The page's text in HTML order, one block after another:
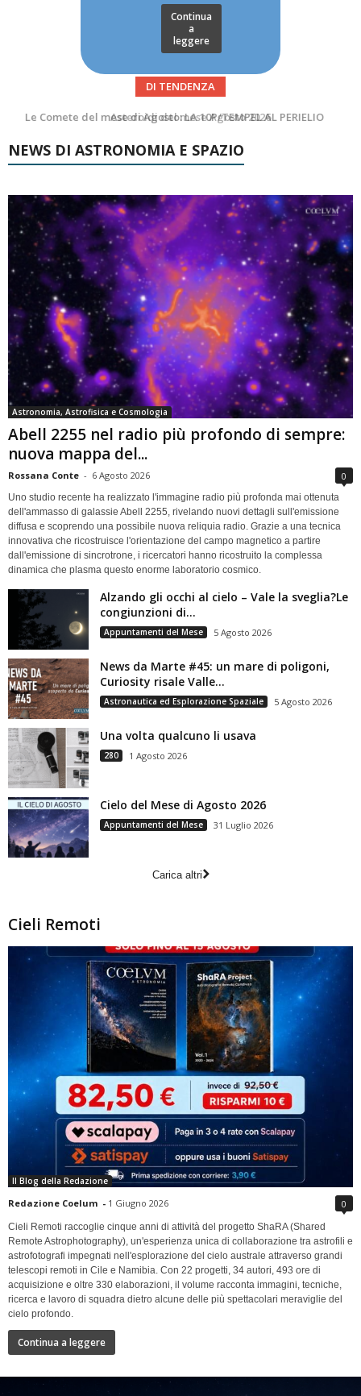
Continua
a
leggere
DI TENDENZA
Asteroidi del mese Agosto 2026
NEWS DI ASTRONOMIA E SPAZIO
Astronomia, Astrofisica e Cosmologia
Abell 2255 nel radio più profondo di sempre:
nuova mappa del...
Rossana Conte - 6 Agosto 2026 0
Uno studio recente ha realizzato l'immagine radio più profonda mai ottenuta
dell'ammasso di galassie Abell 2255, rivelando nuovi dettagli sull'emissione
diffusa e scoprendo una possibile nuova reliquia radio. Grazie a una tecnica
innovativa che ricostruisce l'orientazione del campo magnetico a partire
dall'emissione di sincrotrone, i ricercatori hanno ricostruito la complessa
dinamica che plasma questo enorme laboratorio cosmico.
Alzando gli occhi al cielo – Vale la sveglia?Le
congiunzioni di...
Appuntamenti del Mese 5 Agosto 2026
News da Marte #45: un mare di poligoni,
Curiosity risale Valle...
Astronautica ed Esplorazione Spaziale 5 Agosto 2026
Una volta qualcuno li usava
280 1 Agosto 2026
Cielo del Mese di Agosto 2026
Appuntamenti del Mese 31 Luglio 2026
Carica altri
Cieli Remoti
Il Blog della Redazione
Redazione Coelum - 1 Giugno 2026 0
Cieli Remoti raccoglie cinque anni di attività del progetto ShaRA (Shared
Remote Astrophotography), un'esperienza unica di collaborazione tra astrofili e
astrofotografi impegnati nell'esplorazione del cielo australe attraverso grandi
telescopi remoti in Cile e Namibia. Con 22 progetti, 34 autori, 493 ore di
acquisizione e oltre 330 elaborazioni, il volume racconta immagini, tecniche,
ricerca e lavoro di squadra dietro alcune delle più spettacolari meraviglie del
cielo profondo.
Continua a leggere